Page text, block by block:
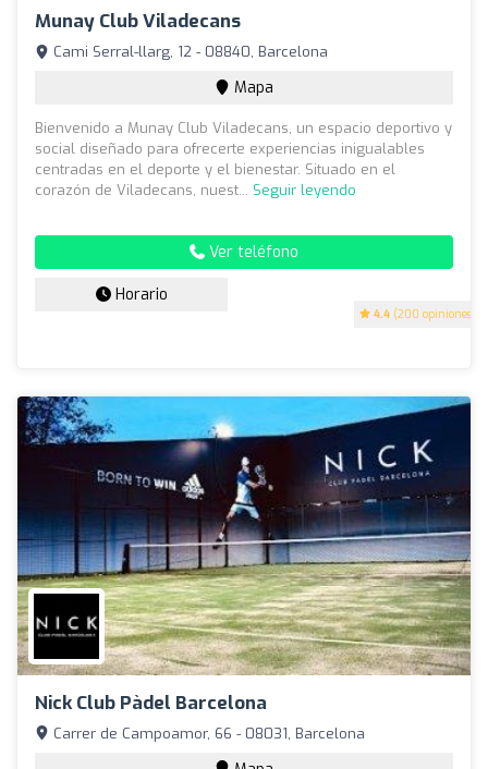
Munay Club Viladecans
4.4 (200 opiniones)
Cami Serral-llarg, 12 - 08840, Barcelona
Mapa
Bienvenido a Munay Club Viladecans, un espacio deportivo y
social diseñado para ofrecerte experiencias inigualables
centradas en el deporte y el bienestar. Situado en el
corazón de Viladecans, nuest... Seguir leyendo
Ver teléfono
Horario
Nick Club Pàdel Barcelona
Carrer de Campoamor, 66 - 08031, Barcelona